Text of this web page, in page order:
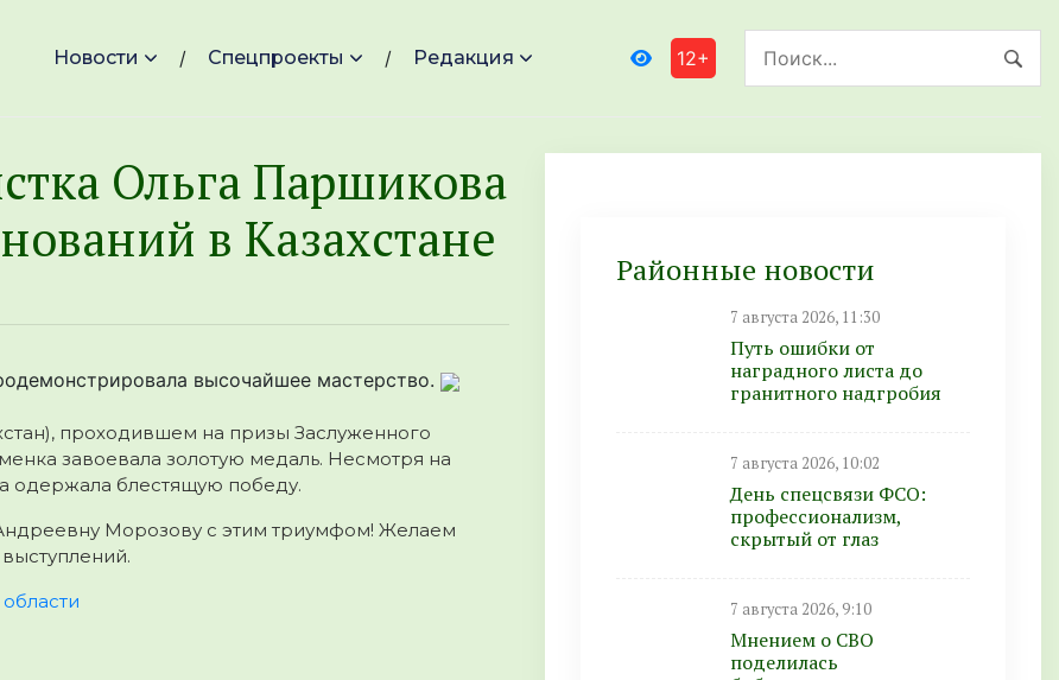
Новости Спецпроекты Редакция 12+
Ольга Паршикова
в Казахстане
высочайшее мастерство.
проходившем на призы Заслуженного
завоевала золотую медаль. Несмотря на
одержала блестящую победу.
Морозову с этим триумфом! Желаем
Районные новости
7 августа 2026, 11:30
Путь ошибки от
наградного листа до
гранитного надгробия
7 августа 2026, 10:02
День спецсвязи ФСО:
профессионализм,
скрытый от глаз
7 августа 2026, 9:10
Мнением о СВО
поделилась